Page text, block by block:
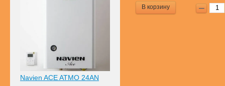
Navien ACE ATMO 24AN
В корзину